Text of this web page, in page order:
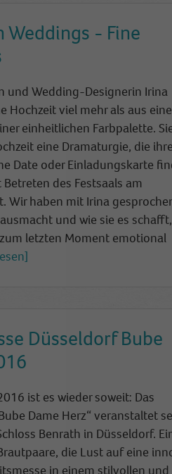
Weddings - Fine
und Wedding-Designerin Irina
Hochzeit viel mehr als aus
einheitlichen Farbpalette.
eine Dramaturgie, die
Date oder Einladungskarte
des Festsaals am
Wir haben mit Irina
und wie sie es
letzten Moment emotional
Düsseldorf Bube
ist es wieder soweit: Das
Dame Herz“ veranstaltet
Benrath in Düsseldorf.
die Lust auf eine